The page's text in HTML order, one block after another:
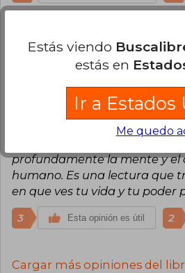
de Noviembre, 2025
Compra Verificada
en el proceso de sanar y
mismo. Lo que más me gustó
dice qué hacer, sino que
profundamente la mente y
humano. Es una lectura que
en que ves tu vida y tu poder
3 Esta opinión es útil 2
Cargar más opiniones del
Estás viendo
estás en
Ir a Estados
Me quedo